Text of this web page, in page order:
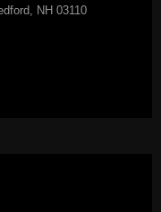
NH 03110